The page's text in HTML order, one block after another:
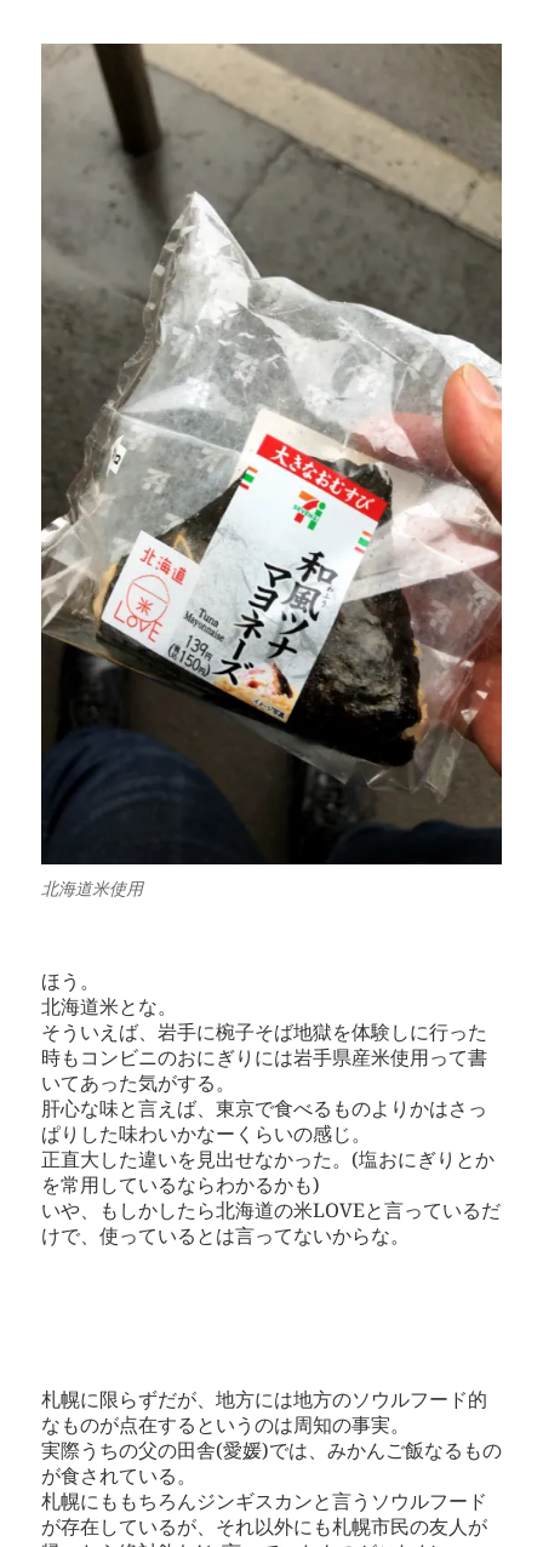
北海道米使用
ほう。
北海道米とな。
そういえば、岩手に椀子そば地獄を体験しに行った
時もコンビニのおにぎりには岩手県産米使用って書
いてあった気がする。
肝心な味と言えば、東京で食べるものよりかはさっ
ぱりした味わいかなーくらいの感じ。
正直大した違いを見出せなかった。(塩おにぎりとか
を常用しているならわかるかも)
いや、もしかしたら北海道の米LOVEと言っているだ
けで、使っているとは言ってないからな。
札幌に限らずだが、地方には地方のソウルフード的
なものが点在するというのは周知の事実。
実際うちの父の田舎(愛媛)では、みかんご飯なるもの
が食されている。
札幌にももちろんジンギスカンと言うソウルフード
が存在しているが、それ以外にも札幌市民の友人が